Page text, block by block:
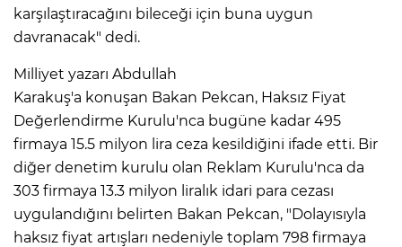
karşılaştıracağını bileceği için buna uygun
davranacak" dedi.
Milliyet yazarı Abdullah
Karakuş'a konuşan Bakan Pekcan, Haksız Fiyat
Değerlendirme Kurulu'nca bugüne kadar 495
firmaya 15.5 milyon lira ceza kesildiğini ifade etti. Bir
diğer denetim kurulu olan Reklam Kurulu'nca da
303 firmaya 13.3 milyon liralık idari para cezası
uygulandığını belirten Bakan Pekcan, "Dolayısıyla
haksız fiyat artışları nedeniyle toplam 798 firmaya